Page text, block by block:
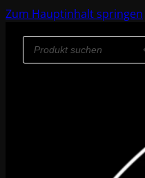
Zum Hauptinhalt springen
Products
search